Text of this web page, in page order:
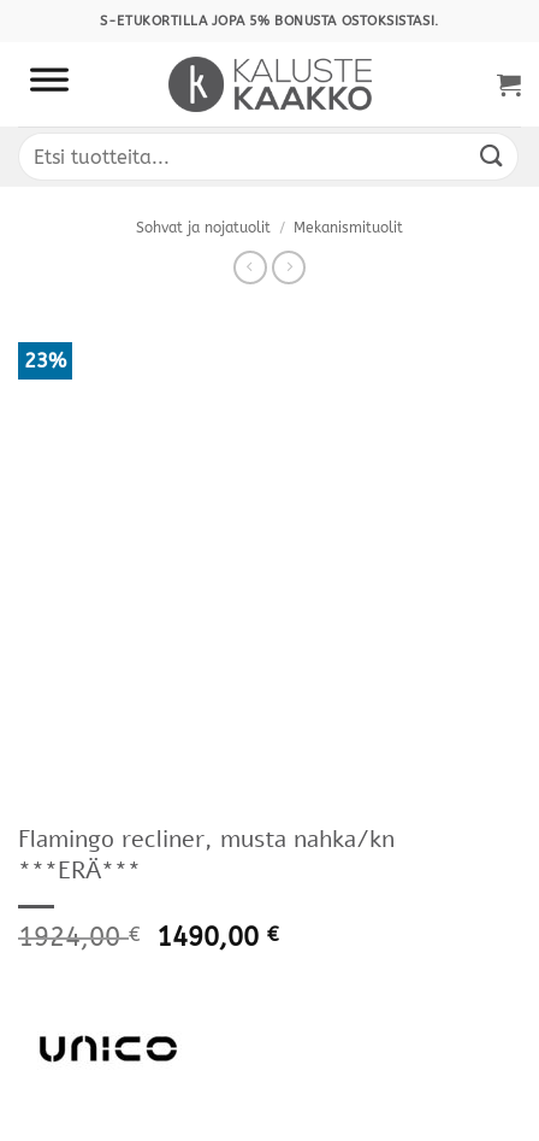
content
S-ETUKORTILLA JOPA 5% BONUSTA OSTOKSISTASI.
Etsi:
Sohvat ja nojatuolit / Mekanismituolit
23%
Flamingo recliner, musta nahka/kn
***ERÄ***
1924,00€ 1490,00€